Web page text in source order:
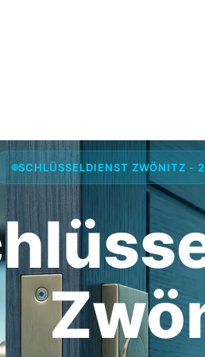
SCHLÜSSELDIENST ZWÖNITZ -